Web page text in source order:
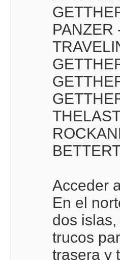
PANZER
Acceder
En el
dos
trucos
trasera y